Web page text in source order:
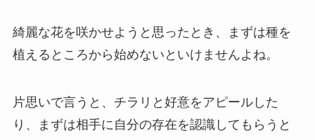
綺麗な花を咲かせようと思ったとき、まずは種を
植えるところから始めないといけませんよね。
片思いで言うと、チラリと好意をアピールした
り、まずは相手に自分の存在を認識してもらうと